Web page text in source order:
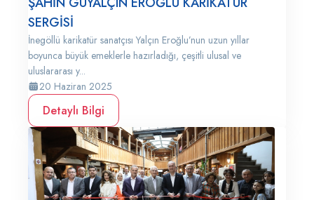
SERGİSİ
İnegöllü karikatür sanatçısı Yalçın Eroğlu’nun uzun yıllar
boyunca büyük emeklerle hazırladığı, çeşitli ulusal ve
uluslararası y...
20 Haziran 2025
Detaylı Bilgi